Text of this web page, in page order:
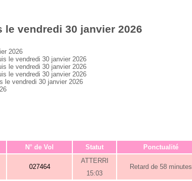
le vendredi 30 janvier 2026
2026
le vendredi 30 janvier 2026
le vendredi 30 janvier 2026
le vendredi 30 janvier 2026
le vendredi 30 janvier 2026
N° de Vol Statut Ponctualité
027464
ATTERRI
15:03
Retard de 58 minutes